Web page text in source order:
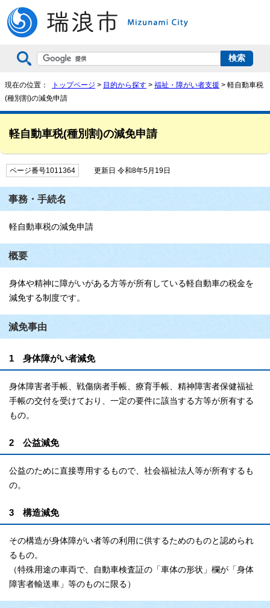
現在の位置： トップページ > 目的から探す > 福祉・障がい者支援 > 軽自動車税
(種別割)の減免申請
軽自動車税(種別割)の減免申請
ページ番号1011364 更新日 令和8年5月19日
事務・手続名
軽自動車税の減免申請
概要
身体や精神に障がいがある方等が所有している軽自動車の税金を
減免する制度です。
減免事由
1 身体障がい者減免
身体障害者手帳、戦傷病者手帳、療育手帳、精神障害者保健福祉
手帳の交付を受けており、一定の要件に該当する方等が所有する
もの。
2 公益減免
公益のために直接専用するもので、社会福祉法人等が所有するも
の。
3 構造減免
その構造が身体障がい者等の利用に供するためのものと認められ
るもの。
（特殊用途の車両で、自動車検査証の「車体の形状」欄が「身体
障害者輸送車」等のものに限る）